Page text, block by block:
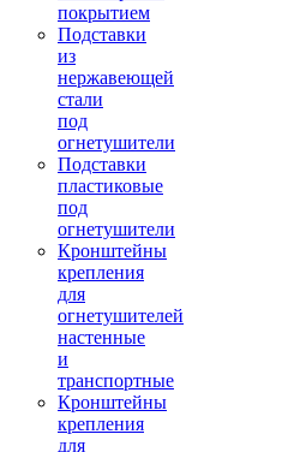
покрытием
Подставки
из
нержавеющей
стали
под
огнетушители
Подставки
пластиковые
под
огнетушители
Кронштейны
крепления
для
огнетушителей
настенные
и
транспортные
Кронштейны
крепления
для